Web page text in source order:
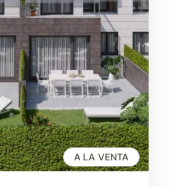
A LA VENTA